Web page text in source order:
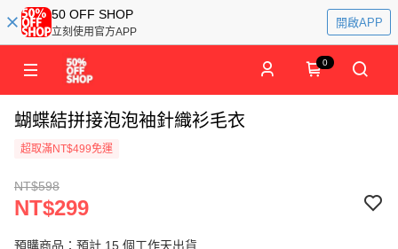
50 OFF SHOP
立刻使用官方APP
開啟APP
0
蝴蝶結拼接泡泡袖針織衫毛衣
超取滿NT$499免運
NT$598
NT$299
預購商品：預計 15 個工作天出貨